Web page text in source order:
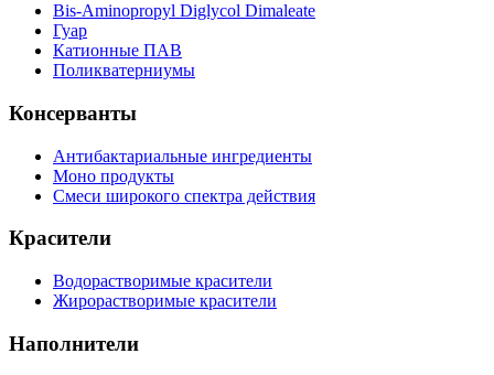
Bis-Aminopropyl Diglycol Dimaleate
Гуар
Катионные ПАВ
Поликватерниумы
Консерванты
Антибактариальные ингредиенты
Моно продукты
Смеси широкого спектра действия
Красители
Водорастворимые красители
Жирорастворимые красители
Наполнители